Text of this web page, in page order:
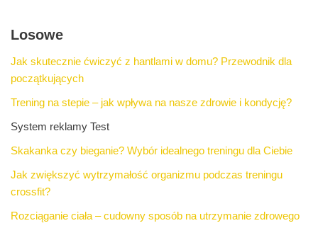
Losowe
Jak skutecznie ćwiczyć z hantlami w domu? Przewodnik dla
początkujących
Trening na stepie – jak wpływa na nasze zdrowie i kondycję?
System reklamy Test
Skakanka czy bieganie? Wybór idealnego treningu dla Ciebie
Jak zwiększyć wytrzymałość organizmu podczas treningu
crossfit?
Rozciąganie ciała – cudowny sposób na utrzymanie zdrowego